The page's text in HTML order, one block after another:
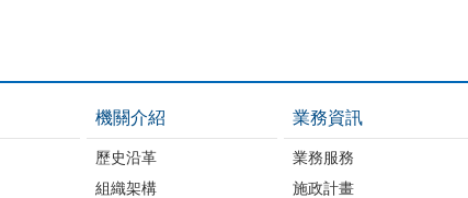
機關介紹
歷史沿革
組織架構
業務資訊
業務服務
施政計畫